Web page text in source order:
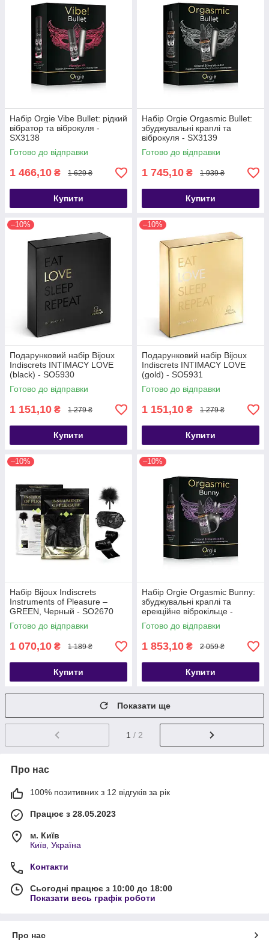
Набір Orgie Vibe Bullet: рідкий
вібратор та віброкуля -
SX3138
Готово до відправки
1 466,10 ₴ 1 629 ₴
Купити
Набір Orgie Orgasmic Bullet:
збуджувальні краплі та
віброкуля - SX3139
Готово до відправки
1 745,10 ₴ 1 939 ₴
Купити
–10%
Подарунковий набір Bijoux
Indiscrets INTIMACY LOVE
(black) - SO5930
Готово до відправки
1 151,10 ₴ 1 279 ₴
Купити
–10%
Подарунковий набір Bijoux
Indiscrets INTIMACY LOVE
(gold) - SO5931
Готово до відправки
1 151,10 ₴ 1 279 ₴
Купити
–10%
Набір Bijoux Indiscrets
Instruments of Pleasure –
GREEN, Черный - SO2670
Готово до відправки
1 070,10 ₴ 1 189 ₴
Купити
–10%
Набір Orgie Orgasmic Bunny:
збуджувальні краплі та
ерекційне віброкільце -
SX3641
Готово до відправки
1 853,10 ₴ 2 059 ₴
Купити
Показати ще
1 / 2
Про нас
100% позитивних з 12 відгуків за рік
Працює з 28.05.2023
м. Київ
Київ, Україна
Контакти
Сьогодні працює з 10:00 до 18:00
Показати весь графік роботи
Про нас